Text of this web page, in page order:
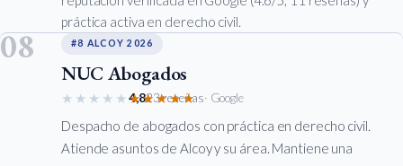
práctica activa en derecho civil.
08 #8 ALCOY 2026
NUC Abogados
★★★★★★★★★★
4,823 reseñas· Google
Despacho de abogados con práctica en derecho civil.
Atiende asuntos de Alcoy y su área. Mantiene una